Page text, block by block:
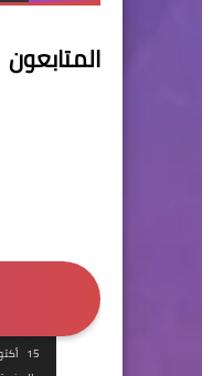
المتابعون
15 أكتوبر 2021